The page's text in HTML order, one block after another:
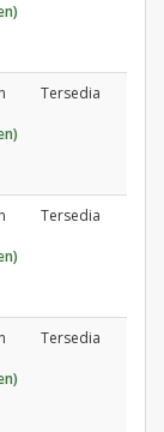
Tersedia
Tersedia
Tersedia